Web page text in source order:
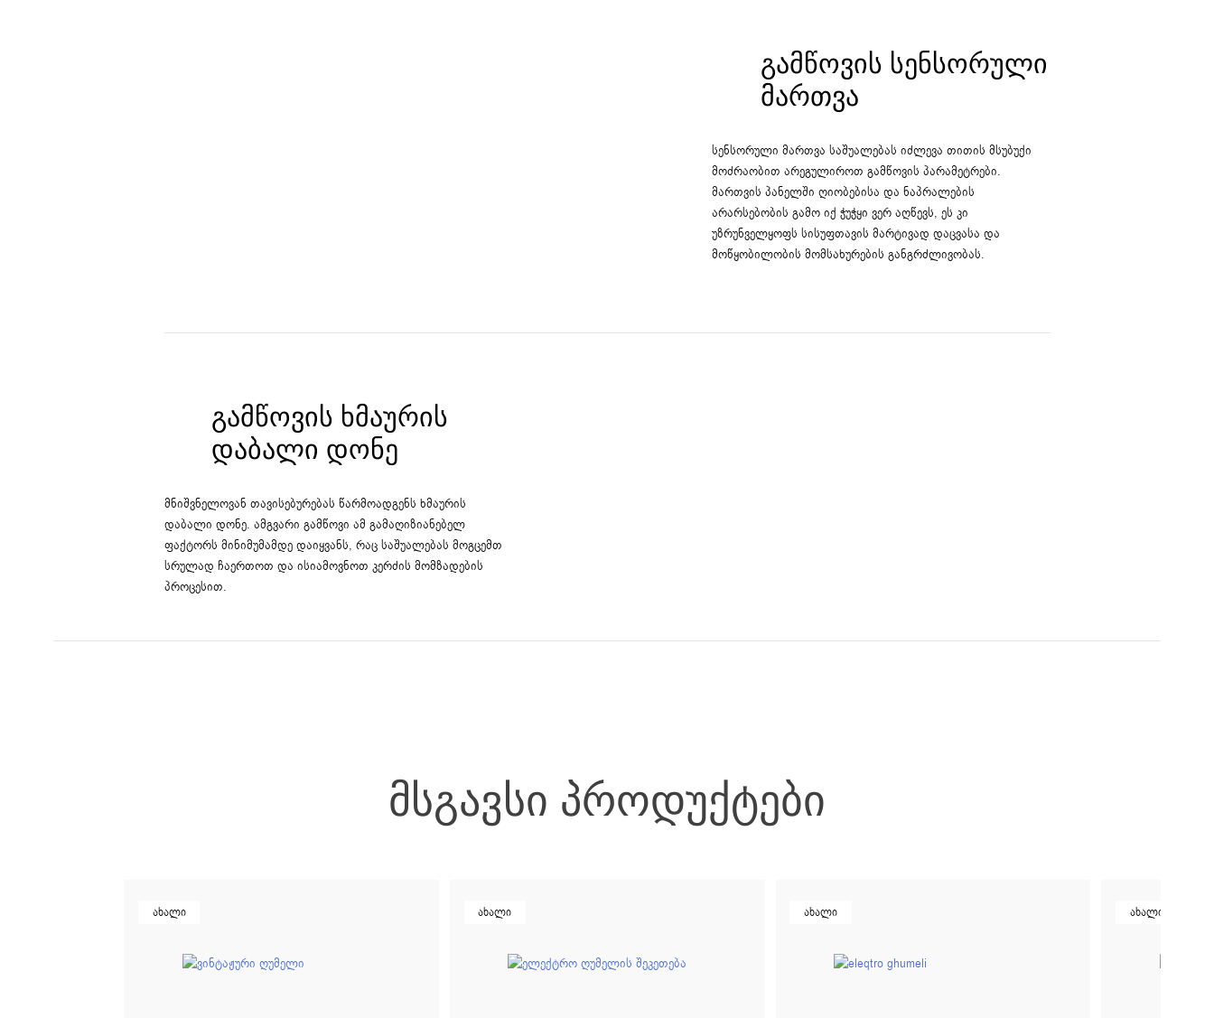
ᲒᲐᲛᲬᲝᲕᲘᲡ ᲡᲔᲜᲡᲝᲠᲣᲚᲘ
ᲛᲐᲠᲗᲕᲐ
სენსორული მართვა საშუალებას იძლევა თითის მსუბუქი
მოძრაობით არეგულიროთ გამწოვის პარამეტრები.
მართვის პანელში ღიობებისა და ნაპრალების
არარსებობის გამო იქ ჭუჭყი ვერ აღწევს, ეს კი
უზრუნველყოფს სისუფთავის მარტივად დაცვასა და
მოწყობილობის მომსახურების განგრძლივობას.
ᲒᲐᲛᲬᲝᲕᲘᲡ ᲮᲛᲐᲣᲠᲘᲡ
ᲓᲐᲑᲐᲚᲘ ᲓᲝᲜᲔ
მნიშვნელოვან თავისებურებას წარმოადგენს ხმაურის
დაბალი დონე. ამგვარი გამწოვი ამ გამაღიზიანებელ
ფაქტორს მინიმუმამდე დაიყვანს, რაც საშუალებას მოგცემთ
სრულად ჩაერთოთ და ისიამოვნოთ კერძის მომზადების
პროცესით.
ᲛᲡᲒᲐᲕᲡᲘ ᲞᲠᲝᲓᲣᲥᲢᲔᲑᲘ
ახალი ახალი ახალი ახალი